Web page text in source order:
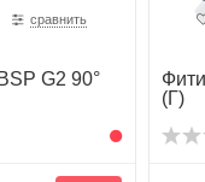
сравнить
G2 90°
(Г)